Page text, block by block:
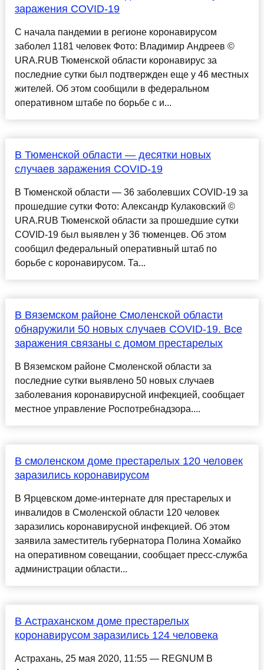
заражения COVID-19
С начала пандемии в регионе коронавирусом
заболел 1181 человек Фото: Владимир Андреев ©
URA.RUВ Тюменской области коронавирус за
последние сутки был подтвержден еще у 46 местных
жителей. Об этом сообщили в федеральном
оперативном штабе по борьбе с и...
В Тюменской области — десятки новых
случаев заражения COVID-19
В Тюменской области — 36 заболевших COVID-19 за
прошедшие сутки Фото: Александр Кулаковский ©
URA.RUВ Тюменской области за прошедшие сутки
COVID-19 был выявлен у 36 тюменцев. Об этом
сообщил федеральный оперативный штаб по
борьбе с коронавирусом. Та...
В Вяземском районе Смоленской области
обнаружили 50 новых случаев COVID-19. Все
заражения связаны с домом престарелых
В Вяземском районе Смоленской области за
последние сутки выявлено 50 новых случаев
заболевания коронавирусной инфекцией, сообщает
местное управление Роспотребнадзора....
В смоленском доме престарелых 120 человек
заразились коронавирусом
В Ярцевском доме-интернате для престарелых и
инвалидов в Смоленской области 120 человек
заразились коронавирусной инфекцией. Об этом
заявила заместитель губернатора Полина Хомайко
на оперативном совещании, сообщает пресс-служба
администрации области...
В Астраханском доме престарелых
коронавирусом заразились 124 человека
Астрахань, 25 мая 2020, 11:55 — REGNUM В